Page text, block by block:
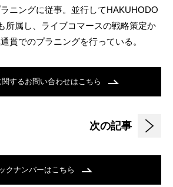
ニングに従事。並行してHAKUHODO
所属し、ライブコマースの戦略策定か
貫でのプラニングを行っている。
するお問い合わせはこちら
次の記事
クナンバーはこちら